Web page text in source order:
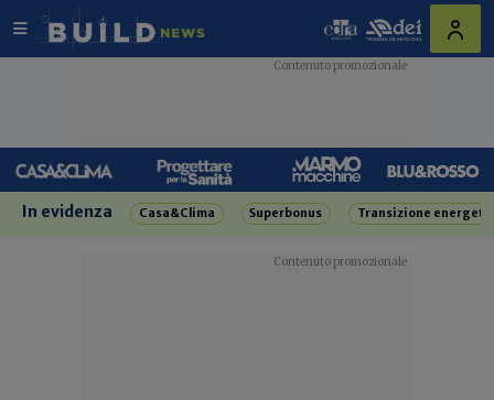
In evidenza Casa&Clima Superbonus Transizione